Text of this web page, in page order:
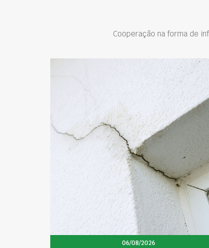
Cooperação na forma de
06/08/2026